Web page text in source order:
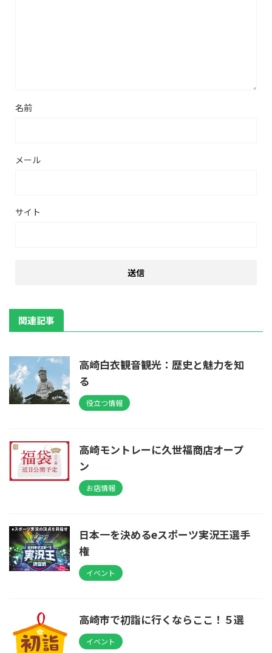
名前
メール
サイト
関連記事
高崎白衣観音観光：歴史と魅力を知
る
役立つ情報
高崎モントレーに久世福商店オープ
ン
お店情報
日本一を決めるeスポーツ実況王選手
権
イベント
高崎市で初詣に行くならここ！５選
イベント